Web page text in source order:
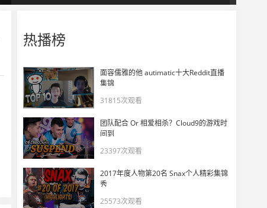
EMP战队投掷物教学：Cbble A点烟3
EMP战队投掷物教学：Cbble A点烟2
EMP战队投掷物教学：Cbble B点闪
11550
EMP战队投掷物教学：Cbble A点火
热播榜
面容儒雅的他 autimatic十大Reddit直播
集锦
31815次观看
团队配合 Or 相爱相杀？Cloud9的游戏时
间到
23397次观看
2017年度人物第20名 Snax个人精彩集锦
秀
25573次观看